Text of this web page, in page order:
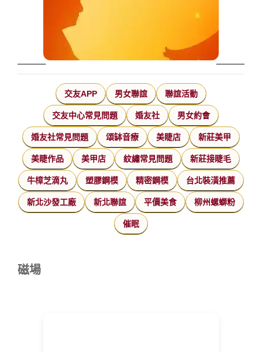
交友APP 男女聯誼 聯誼活動
交友中心常見問題 婚友社 男女約會
婚友社常見問題 頌缽音療 美睫店 新莊美甲
美睫作品 美甲店 紋繡常見問題 新莊接睫毛
牛樟芝滴丸 塑膠鋼模 精密鋼模 台北裝潢推薦
新北沙發工廠 新北聯誼 平價美食 柳州螺螄粉
催眠
磁場